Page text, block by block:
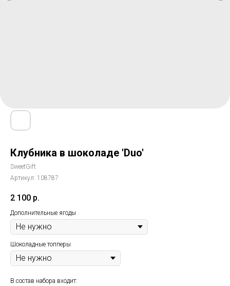
Клубника в шоколаде 'Duo'
SweetGift
Артикул: 108787
2 100 р.
Дополнительные ягоды
Шоколадные топперы
В состав набора входит: